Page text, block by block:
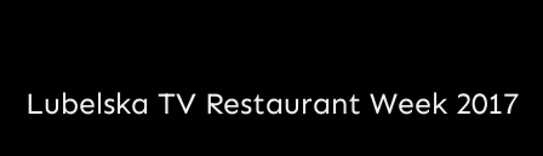
Lubelska TV Restaurant Week 2017